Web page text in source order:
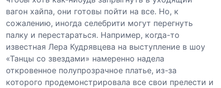
вагон хайпа, они готовы пойти на все. Но, к
сожалению, иногда селебрити могут перегнуть
палку и перестараться. Например, когда-то
известная Лера Кудрявцева на выступление в шоу
«Танцы со звездами» намеренно надела
откровенное полупрозрачное платье, из-за
которого продемонстрировала все свои прелести и